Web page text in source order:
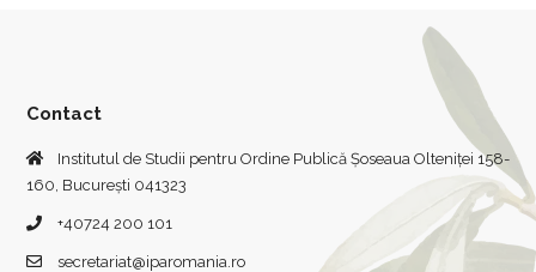
Contact
Institutul de Studii pentru Ordine Publică Șoseaua Olteniței 158-
160, București 041323
+40724 200 101
secretariat@iparomania.ro